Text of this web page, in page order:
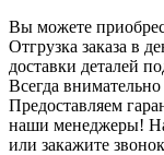
Вы можете
Отгрузка заказа в
доставки деталей
Всегда
Предоставляем
наши менеджеры!
или закажите